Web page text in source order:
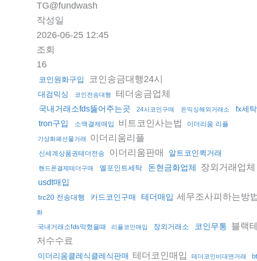
TG@fundwash
작성일
2026-06-25 12:45
조회
16
코인원화구입 코인송금대행24시
대검믹싱 코인전송대행 테더송금업체
국내거래소fds뚫어주는곳 24시코인구매 돈믹싱해외거래소
fx세
tron구입
소액결제매입 비트코인사는법 이더리움 리플
가상화폐선물거래 이더리움리플
신세계상품권테더전송 이더리움판매 알트코인퀵거래
핸드폰결제테더구매 엘포인트세탁 돈현금화업체 장외거래업체
usdt매입
trc20 전송대행 카드코인구매 테더매입 세무조사피하는방법
화
국내거래소fds막혔을때 리플코인매입 장외거래소 코인무통 블랙
저수수료
이더리움클레식클레식판매 테더코인매입 테더코인비대면거래